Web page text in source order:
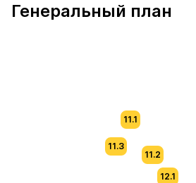
Генеральный план
11.3
11.1
11.2
12.1